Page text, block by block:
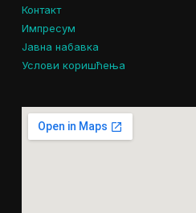
Контакт
Импресум
Јавна набавка
Услови коришћења